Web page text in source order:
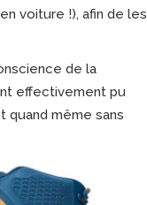
voiture !), afin de les
de la
effectivement pu
quand même sans